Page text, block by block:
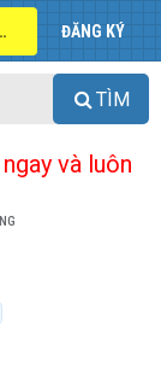
ĐĂNG KÝ
TÌM
và luôn